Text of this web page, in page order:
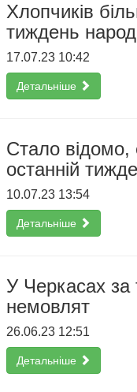
Хлопчиків
тиждень
17.07.23 10:42
Детальніше
Стало відомо,
останній
10.07.23 13:54
Детальніше
У Черкасах
немовлят
26.06.23 12:51
Детальніше